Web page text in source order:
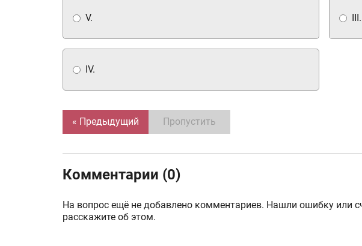
III.
IV.
V.
« Предыдущий Пропустить
Комментарии (0)
На вопрос ещё не добавлено комментариев. Нашли ошибку или
расскажите об этом.